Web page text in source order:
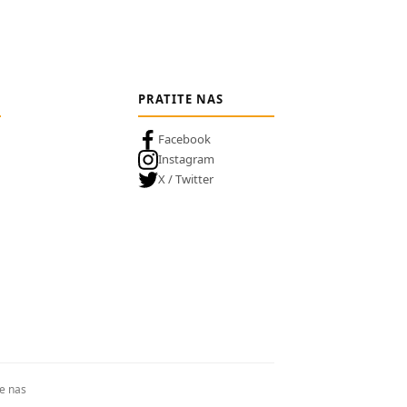
PRATITE NAS
Facebook
Instagram
X / Twitter
nas